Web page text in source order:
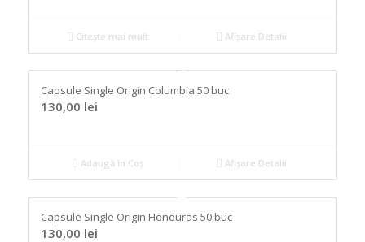
Citește mai mult Afișare Detalii
Capsule Single Origin Columbia 50 buc
130,00 lei
Adaugă în Coș Afișare Detalii
Capsule Single Origin Honduras 50 buc
130,00 lei